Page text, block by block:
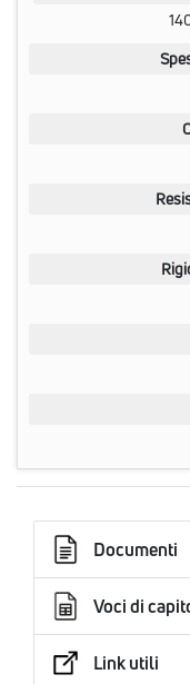
Documenti
Voci di
Link utili